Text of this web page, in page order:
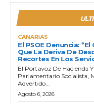
CANARIAS
El PSOE Denuncia:
Que La Deriva De
Recortes En Los
El Portavoz De Hacienda
Parlamentario Socialista,
Advertido...
Agosto 6, 2026